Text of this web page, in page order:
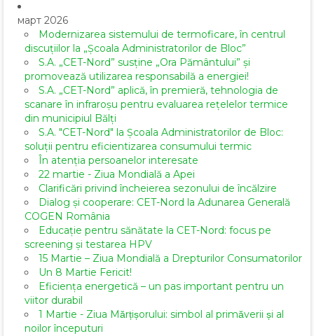
март 2026
Modernizarea sistemului de termoficare, în centrul
discuțiilor la „Școala Administratorilor de Bloc”
S.A. „CET-Nord” susține „Ora Pământului” și
promovează utilizarea responsabilă a energiei!
S.A. „CET-Nord” aplică, în premieră, tehnologia de
scanare în infraroșu pentru evaluarea rețelelor termice
din municipiul Bălți
S.A. "CET-Nord" la Școala Administratorilor de Bloc:
soluții pentru eficientizarea consumului termic
În atenția persoanelor interesate
22 martie - Ziua Mondială a Apei
Clarificări privind încheierea sezonului de încălzire
Dialog și cooperare: CET-Nord la Adunarea Generală
COGEN România
Educație pentru sănătate la CET-Nord: focus pe
screening și testarea HPV
15 Martie – Ziua Mondială a Drepturilor Consumatorilor
Un 8 Martie Fericit!
Eficiența energetică – un pas important pentru un
viitor durabil
1 Martie - Ziua Mărțișorului: simbol al primăverii și al
noilor începuturi